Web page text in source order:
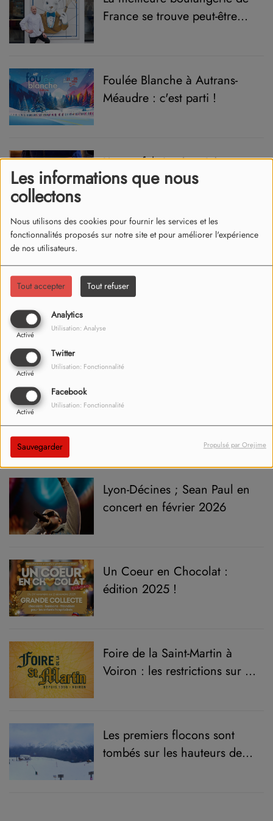
Les informations que nous
collectons
Nous utilisons des cookies pour fournir les services et les
fonctionnalités proposés sur notre site et pour améliorer l'expérience
de nos utilisateurs.
Tout accepter Tout refuser
Analytics
Activé
Utilisation: Analyse
Twitter
Activé
Utilisation: Fonctionnalité
Facebook
Activé
Utilisation: Fonctionnalité
Sauvegarder Propulsé par Orejime
France se trouve peut-être
Foulée Blanche à Autrans-
Méaudre : c'est parti !
Un sac fabriqué en Isère
apparaît dans la saison 5 de
Soldes d'hiver : c'est parti !
Repas de Noël : un chef
idée de menu
Quand ouvrent nos stations
de ski en Isère ?
Lyon-Décines ; Sean Paul en
concert en février 2026
Un Coeur en Chocolat :
édition 2025 !
Foire de la Saint-Martin à
Voiron : les restrictions sur la
Les premiers flocons sont
tombés sur les hauteurs de